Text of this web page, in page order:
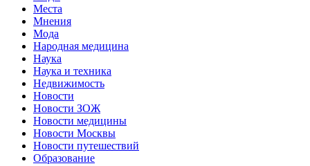
Места
Мнения
Мода
Народная медицина
Наука
Наука и техника
Недвижимость
Новости
Новости ЗОЖ
Новости медицины
Новости Москвы
Новости путешествий
Образование